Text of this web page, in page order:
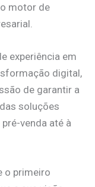
motor de
experiência em
digital,
de garantir a
soluções
venda até à
o primeiro